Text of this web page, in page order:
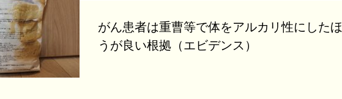
がん患者は重曹等で体をアルカリ性にしたほ
うが良い根拠（エビデンス）